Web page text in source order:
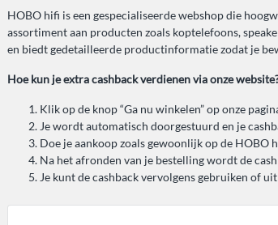
HOBO hifi is een gespecialiseerde webshop die
assortiment aan producten zoals koptelefoons,
en biedt gedetailleerde productinformatie zodat je
Hoe kun je extra cashback verdienen via onze
Klik op de knop “Ga nu winkelen” op onze
Je wordt automatisch doorgestuurd en je
Doe je aankoop zoals gewoonlijk op de HOBO
Na het afronden van je bestelling wordt de
Je kunt de cashback vervolgens gebruiken of